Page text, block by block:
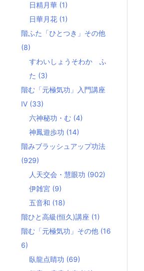
日精月華 (1)
日華月花 (1)
階ふた「ひとつき」その他
(8)
すわいしょうそわか ふ
た (3)
階む「元極気功」入門講座
Ⅳ (33)
六神秘功・む (4)
神鳳遊歩功 (14)
階みブラッシュアップ功法
(929)
人天交会・慧眼功 (902)
伊雑宮 (9)
五音和 (18)
階ひと高級(恒久)講座 (1)
階む「元極気功」その他 (16
6)
臥龍点睛功 (69)